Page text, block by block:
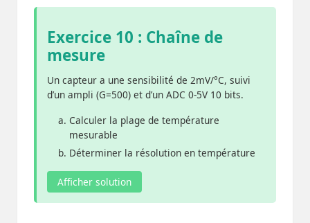
Exercice 10 : Chaîne de
mesure
Un capteur a une sensibilité de 2mV/°C, suivi
d’un ampli (G=500) et d’un ADC 0-5V 10 bits.
Calculer la plage de température
mesurable
Déterminer la résolution en température
Afficher solution